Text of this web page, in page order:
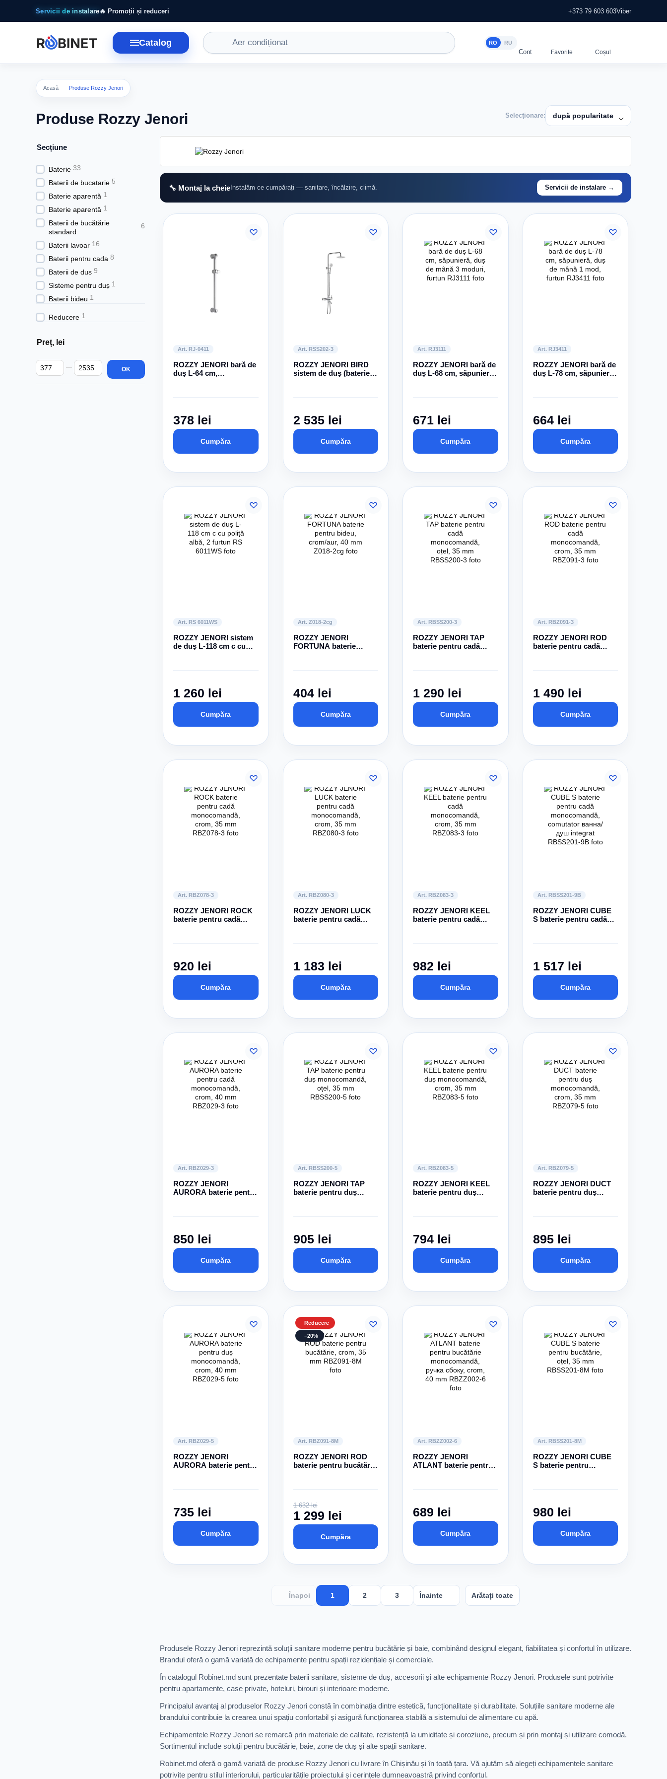
Mergi la conținutul principal
Servicii de instalare🔥 Promoții și reduceri +373 79 603 603Viber
Catalog RO RU
Acasă Produse Rozzy Jenori
Produse Rozzy Jenori Selecționare: după popularitate
Produsele Rozzy Jenori reprezintă soluții sanitare moderne pentru bucătărie și baie, combinând designul elegant, fiabilitatea și confortul în utilizare.
Brandul oferă o gamă variată de echipamente pentru spații rezidențiale și comerciale.
În catalogul Robinet.md sunt prezentate baterii sanitare, sisteme de duș, accesorii și alte echipamente Rozzy Jenori. Produsele sunt potrivite
pentru apartamente, case private, hoteluri, birouri și interioare moderne.
Principalul avantaj al produselor Rozzy Jenori constă în combinația dintre estetică, funcționalitate și durabilitate. Soluțiile sanitare moderne ale
brandului contribuie la crearea unui spațiu confortabil și asigură funcționarea stabilă a sistemului de alimentare cu apă.
Echipamentele Rozzy Jenori se remarcă prin materiale de calitate, rezistență la umiditate și coroziune, precum și prin montaj și utilizare comodă.
Sortimentul include soluții pentru bucătărie, baie, zone de duș și alte spații sanitare.
Robinet.md oferă o gamă variată de produse Rozzy Jenori cu livrare în Chișinău și în toată țara. Vă ajutăm să alegeți echipamentele sanitare
potrivite pentru stilul interiorului, particularitățile proiectului și cerințele dumneavoastră privind confortul.
🔧 Montaj la cheie Instalăm ce cumpărați — sanitare, încălzire, climă. Servicii de instalare →
Art. RJ-0411
ROZZY JENORI bară de
duș L-64 cm,
378 lei
Cumpăra
Art. RSS202-3
ROZZY JENORI BIRD
sistem de duș (baterie
2 535 lei
Cumpăra
Art. RJ3111
ROZZY JENORI bară de
duș L-68 cm, săpunieră,
671 lei
Cumpăra
Art. RJ3411
ROZZY JENORI bară de
duș L-78 cm, săpunieră,
664 lei
Cumpăra
Art. RS 6011WS
ROZZY JENORI sistem
de duș L-118 cm с cu
1 260 lei
Cumpăra
Art. Z018-2cg
ROZZY JENORI
FORTUNA baterie
404 lei
Cumpăra
Art. RBSS200-3
ROZZY JENORI TAP
baterie pentru cadă
1 290 lei
Cumpăra
Art. RBZ091-3
ROZZY JENORI ROD
baterie pentru cadă
1 490 lei
Cumpăra
Art. RBZ078-3
ROZZY JENORI ROCK
baterie pentru cadă
920 lei
Cumpăra
Art. RBZ080-3
ROZZY JENORI LUCK
baterie pentru cadă
1 183 lei
Cumpăra
Art. RBZ083-3
ROZZY JENORI KEEL
baterie pentru cadă
982 lei
Cumpăra
Art. RBSS201-9B
ROZZY JENORI CUBE
S baterie pentru cadă
1 517 lei
Cumpăra
Art. RBZ029-3
ROZZY JENORI
AURORA baterie pentru
850 lei
Cumpăra
Art. RBSS200-5
ROZZY JENORI TAP
baterie pentru duș
905 lei
Cumpăra
Art. RBZ083-5
ROZZY JENORI KEEL
baterie pentru duș
794 lei
Cumpăra
Art. RBZ079-5
ROZZY JENORI DUCT
baterie pentru duș
895 lei
Cumpăra
Art. RBZ029-5
ROZZY JENORI
AURORA baterie pentru
735 lei
Cumpăra
Reducere
−20%
Art. RBZ091-8M
ROZZY JENORI ROD
baterie pentru bucătărie,
1 632 lei
1 299 lei
Cumpăra
Art. RBZZ002-6
ROZZY JENORI
ATLANT baterie pentru
689 lei
Cumpăra
Art. RBSS201-8M
ROZZY JENORI CUBE
S baterie pentru
980 lei
Cumpăra
Înapoi 1 2 3 Înainte Arătați toate
Seсțiune
Baterie 33
Baterii de bucatarie 5
Baterie aparentă 1
Baterie aparentă 1
Baterii de bucătărie
standard
6
Baterii lavoar 16
Baterii pentru cada 8
Baterii de dus 9
Sisteme pentru duș 1
Baterii bideu 1
Reducere 1
Preț, lei
De la Preț, lei
Până la Preț, lei
OK